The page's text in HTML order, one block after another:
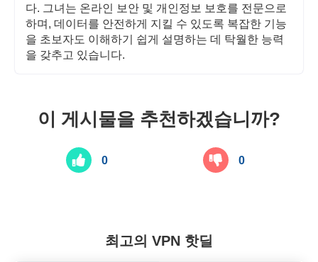
다. 그녀는 온라인 보안 및 개인정보 보호를 전문으로
하며, 데이터를 안전하게 지킬 수 있도록 복잡한 기능
을 초보자도 이해하기 쉽게 설명하는 데 탁월한 능력
을 갖추고 있습니다.
이 게시물을 추천하겠습니까?
0 0
최고의 VPN 핫딜